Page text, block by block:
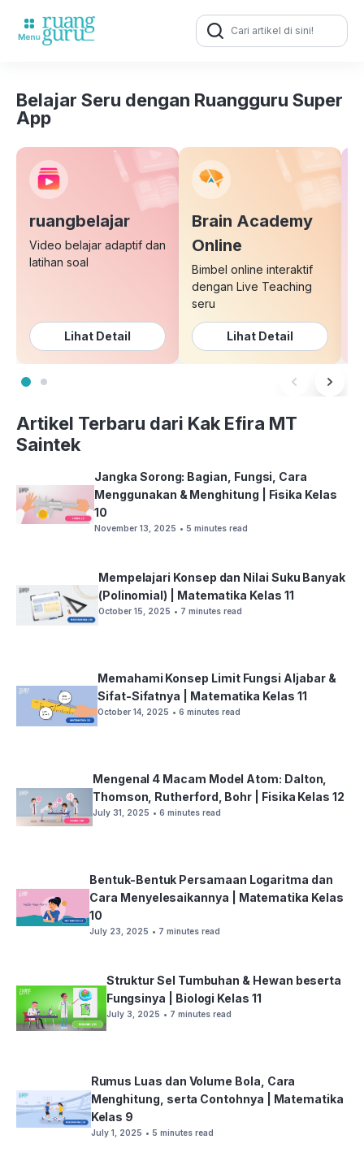
Search
for:
Belajar Seru dengan Ruangguru Super
App
ruangbelajar
Video belajar adaptif dan
latihan soal
Lihat Detail
Brain Academy
Online
Bimbel online interaktif
dengan Live Teaching
seru
Lihat Detail
Artikel Terbaru dari Kak Efira MT
Saintek
Jangka Sorong: Bagian, Fungsi, Cara
Menggunakan & Menghitung | Fisika Kelas
10
November 13, 2025 • 5 minutes read
Mempelajari Konsep dan Nilai Suku Banyak
(Polinomial) | Matematika Kelas 11
October 15, 2025 • 7 minutes read
Memahami Konsep Limit Fungsi Aljabar &
Sifat-Sifatnya | Matematika Kelas 11
October 14, 2025 • 6 minutes read
Mengenal 4 Macam Model Atom: Dalton,
Thomson, Rutherford, Bohr | Fisika Kelas 12
July 31, 2025 • 6 minutes read
Bentuk-Bentuk Persamaan Logaritma dan
Cara Menyelesaikannya | Matematika Kelas
10
July 23, 2025 • 7 minutes read
Struktur Sel Tumbuhan & Hewan beserta
Fungsinya | Biologi Kelas 11
July 3, 2025 • 7 minutes read
Rumus Luas dan Volume Bola, Cara
Menghitung, serta Contohnya | Matematika
Kelas 9
July 1, 2025 • 5 minutes read